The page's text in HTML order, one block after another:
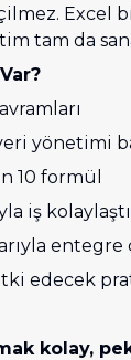
Excel
tam da
yönetimi
10 formül
iş
entegre
edecek
kolay,